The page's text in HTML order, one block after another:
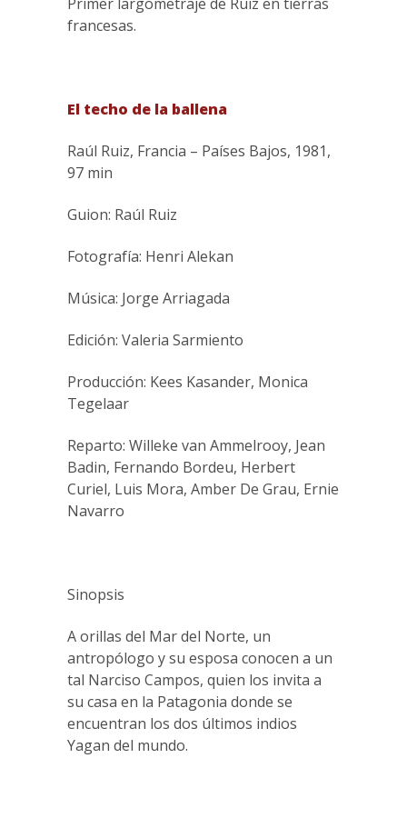
francesas.
El techo de la ballena
Raúl Ruiz, Francia – Países Bajos, 1981,
97 min
Guion: Raúl Ruiz
Fotografía: Henri Alekan
Música: Jorge Arriagada
Edición: Valeria Sarmiento
Producción: Kees Kasander, Monica
Tegelaar
Reparto: Willeke van Ammelrooy, Jean
Badin, Fernando Bordeu, Herbert
Curiel, Luis Mora, Amber De Grau, Ernie
Navarro
Sinopsis
A orillas del Mar del Norte, un
antropólogo y su esposa conocen a un
tal Narciso Campos, quien los invita a
su casa en la Patagonia donde se
encuentran los dos últimos indios
Yagan del mundo.